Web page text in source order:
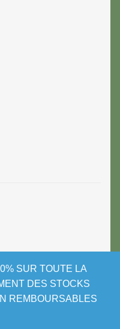
SUR TOUTE LA
DES STOCKS
REMBOURSABLES